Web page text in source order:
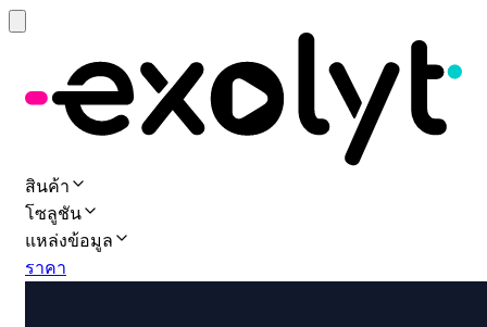
สินค้า
โซลูชัน
แหล่งข้อมูล
ราคา